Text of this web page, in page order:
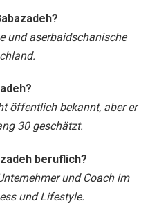
und aserbaidschanische
öffentlich bekannt, aber er
30 geschätzt.
beruflich?
und Coach im
und Lifestyle.